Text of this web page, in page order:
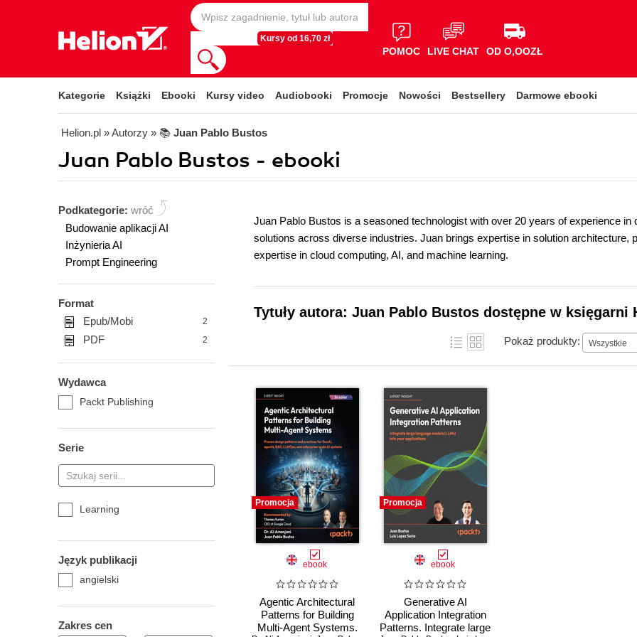
Kursy od 16,70 zł
POMOC LIVE CHAT OD O,OOZŁ
Kategorie Książki Ebooki Kursy video Audiobooki Promocje Nowości Bestsellery Darmowe ebooki
Helion.pl » Autorzy » 📚 Juan Pablo Bustos
Juan Pablo Bustos - ebooki
Podkategorie: wróć
Budowanie aplikacji AI
Inżynieria AI
Prompt Engineering
Format
Epub/Mobi
2
PDF 2
Wydawca
Packt Publishing
Serie
Learning
Język publikacji
angielski
Zakres cen
Juan Pablo Bustos is a seasoned technologist with over 20 years of experience in
solutions across diverse industries. Juan brings expertise in solution architecture,
expertise in cloud computing, AI, and machine learning.
Tytuły autora: Juan Pablo Bustos dostępne w księgarni
Pokaż produkty: Wszystkie
Promocja
ebook
Agentic Architectural
Patterns for Building
Multi-Agent Systems.
Promocja
ebook
Generative AI
Application Integration
Patterns. Integrate large